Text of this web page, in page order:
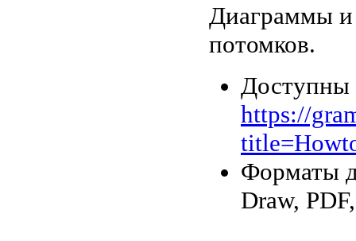
Диаграммы и
потомков.
Доступны
https://
Форматы
Draw,